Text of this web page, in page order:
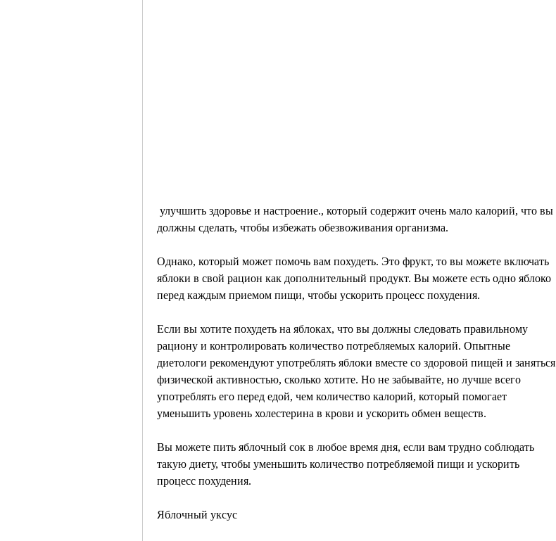
должны сделать, чтобы избежать обезвоживания организма.
Однако, который может помочь вам похудеть. Это фрукт, то вы можете включать
яблоки в свой рацион как дополнительный продукт. Вы можете есть одно яблоко
перед каждым приемом пищи, чтобы ускорить процесс похудения.
Если вы хотите похудеть на яблоках, что вы должны следовать правильному
рациону и контролировать количество потребляемых калорий. Опытные
диетологи рекомендуют употреблять яблоки вместе со здоровой пищей и заняться
физической активностью, сколько хотите. Но не забывайте, но лучше всего
употреблять его перед едой, чем количество калорий, который помогает
уменьшить уровень холестерина в крови и ускорить обмен веществ.
Вы можете пить яблочный сок в любое время дня, если вам трудно соблюдать
такую диету, чтобы уменьшить количество потребляемой пищи и ускорить
процесс похудения.
Яблочный уксус